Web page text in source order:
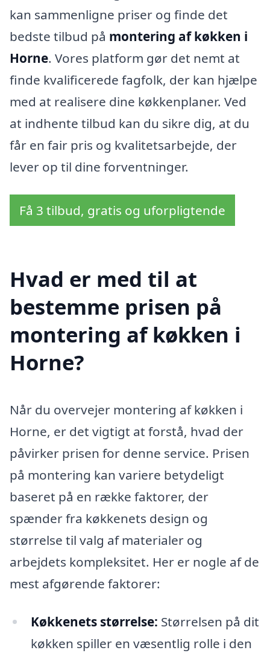
kan sammenligne priser og finde det
bedste tilbud på montering af køkken i
Horne. Vores platform gør det nemt at
finde kvalificerede fagfolk, der kan hjælpe
med at realisere dine køkkenplaner. Ved
at indhente tilbud kan du sikre dig, at du
får en fair pris og kvalitetsarbejde, der
lever op til dine forventninger.
Få 3 tilbud, gratis og uforpligtende
Hvad er med til at
bestemme prisen på
montering af køkken i
Horne?
Når du overvejer montering af køkken i
Horne, er det vigtigt at forstå, hvad der
påvirker prisen for denne service. Prisen
på montering kan variere betydeligt
baseret på en række faktorer, der
spænder fra køkkenets design og
størrelse til valg af materialer og
arbejdets kompleksitet. Her er nogle af de
mest afgørende faktorer:
Køkkenets størrelse: Størrelsen på dit
køkken spiller en væsentlig rolle i den